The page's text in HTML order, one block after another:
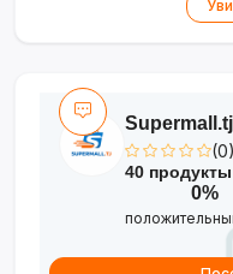
Supermall.tj
(0)
40 продукты
0%